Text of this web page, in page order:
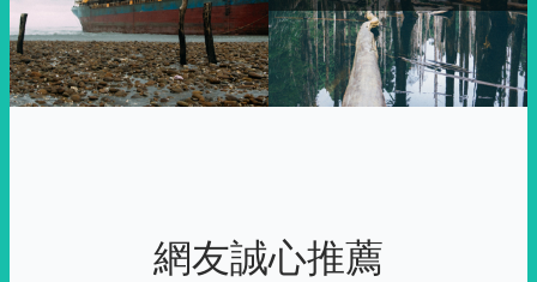
網友誠心推薦